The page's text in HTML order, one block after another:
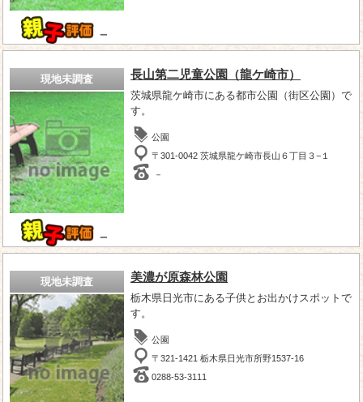
－
現地未調査
－
長山第二児童公園（龍ケ崎市）
茨城県龍ケ崎市にある都市公園（街区公園）で
す。
公園
〒301-0042 茨城県龍ケ崎市長山６丁目３−１
－
現地未調査 美濃が原森林公園
栃木県日光市にある子供とお出かけスポットで
す。
公園
〒321-1421 栃木県日光市所野1537-16
0288-53-3111